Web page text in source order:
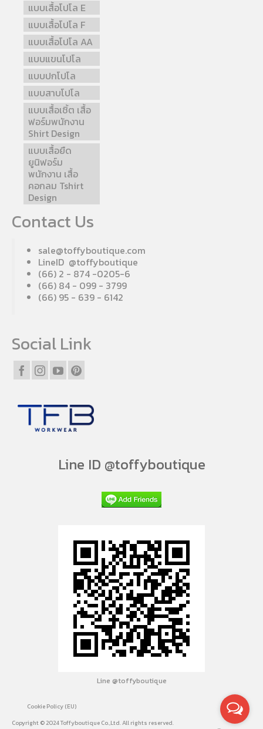
แบบเสื้อโปโล E
แบบเสื้อโปโล F
แบบเสื้อโปโล AA
แบบแขนโปโล
แบบปกโปโล
แบบสาบโปโล
แบบเสื้อเชิ้ต เสื้อ
ฟอร์มพนักงาน
Shirt Design
แบบเสื้อยืด
ยูนิฟอร์ม
พนักงาน เสื้อ
คอกลม Tshirt
Design
Contact Us
sale@toffyboutique.com
LineID @toffyboutique
(66) 2 - 874 -0205-6
(66) 84 - 099 - 3799
(66) 95 - 639 - 6142
Social Link
Line ID @toffyboutique
Line @toffyboutique
Cookie Policy (EU)
Copyright © 2024 Toffyboutique Co.,Ltd. All rights reserved.